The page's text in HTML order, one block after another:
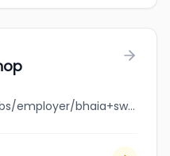
jobbank.gc.ca/browsejobs/employer/bhaia+sweet+shop/ca